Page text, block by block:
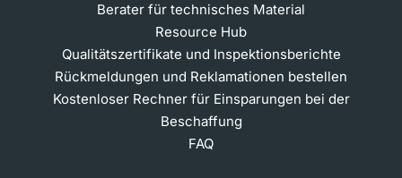
Berater für technisches Material
Resource Hub
Qualitätszertifikate und Inspektionsberichte
Rückmeldungen und Reklamationen bestellen
Kostenloser Rechner für Einsparungen bei der
Beschaffung
FAQ